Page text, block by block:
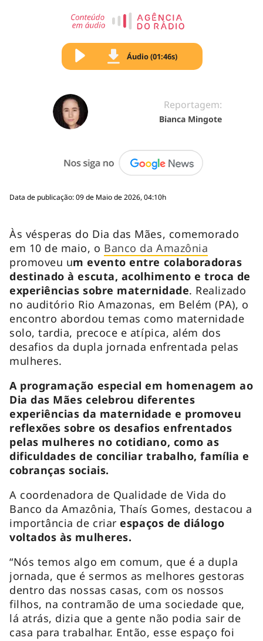
Áudio (01:46s)
Reportagem:
Bianca Mingote
Data de publicação: 09 de Maio de 2026, 04:10h
Às vésperas do Dia das Mães, comemorado
em 10 de maio, o Banco da Amazônia
promoveu um evento entre colaboradoras
destinado à escuta, acolhimento e troca de
experiências sobre maternidade. Realizado
no auditório Rio Amazonas, em Belém (PA), o
encontro abordou temas como maternidade
solo, tardia, precoce e atípica, além dos
desafios da dupla jornada enfrentada pelas
mulheres.
A programação especial em homenagem ao
Dia das Mães celebrou diferentes
experiências da maternidade e promoveu
reflexões sobre os desafios enfrentados
pelas mulheres no cotidiano, como as
dificuldades de conciliar trabalho, família e
cobranças sociais.
A coordenadora de Qualidade de Vida do
Banco da Amazônia, Thaís Gomes, destacou a
importância de criarespaços de diálogo
voltados às mulheres.
“Nós temos algo em comum, que é a dupla
jornada, que é sermos as melhores gestoras
dentro das nossas casas, com os nossos
filhos, na contramão de uma sociedade que,
lá atrás, dizia que a gente não podia sair de
casa para trabalhar. Então, esse espaço foi